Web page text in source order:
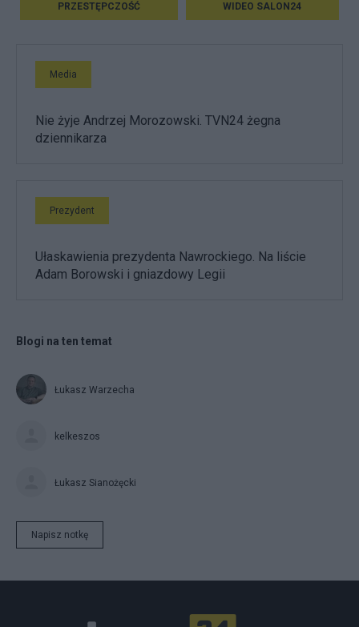
PRZESTĘPCZOŚĆ WIDEO SALON24
Media
Nie żyje Andrzej Morozowski. TVN24 żegna
dziennikarza
Prezydent
Ułaskawienia prezydenta Nawrockiego. Na liście
Adam Borowski i gniazdowy Legii
Blogi na ten temat
Łukasz Warzecha
kelkeszos
Łukasz Sianożęcki
Napisz notkę